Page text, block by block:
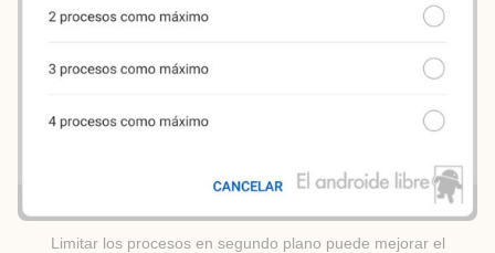
Limitar los procesos en segundo plano puede mejorar el